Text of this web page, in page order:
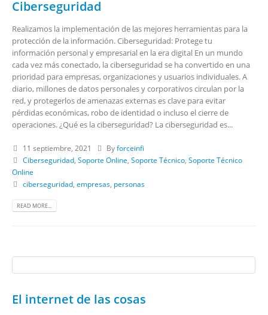
Ciberseguridad
Realizamos la implementación de las mejores herramientas para la
protección de la información. Ciberseguridad: Protege tu
información personal y empresarial en la era digital En un mundo
cada vez más conectado, la ciberseguridad se ha convertido en una
prioridad para empresas, organizaciones y usuarios individuales. A
diario, millones de datos personales y corporativos circulan por la
red, y protegerlos de amenazas externas es clave para evitar
pérdidas económicas, robo de identidad o incluso el cierre de
operaciones. ¿Qué es la ciberseguridad? La ciberseguridad es...
11 septiembre, 2021 Byforceinfi
Ciberseguridad, Soporte Online Soporte Técnico, Soporte Técnico
Online
ciberseguridad, empresas, personas
READ MORE...
El internet de las cosas